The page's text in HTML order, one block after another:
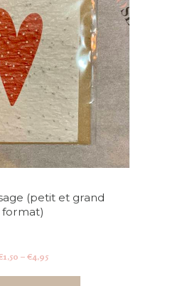
(petit et grand
format)
1,50 – €4,95Price
This